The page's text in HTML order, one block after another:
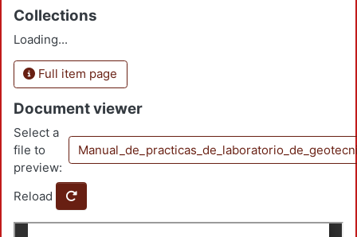
Collections
Loading...
Full item page
Document viewer
Select a
file to
preview:
Reload